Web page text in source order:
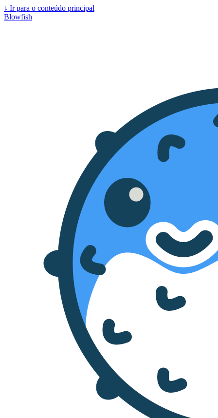
↓ Ir para o conteúdo principal
Blowfish